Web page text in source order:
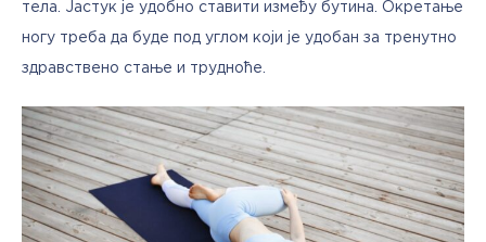
тела. Јастук је удобно ставити између бутина. Окретање
ногу треба да буде под углом који је удобан за тренутно
здравствено стање и трудноће.